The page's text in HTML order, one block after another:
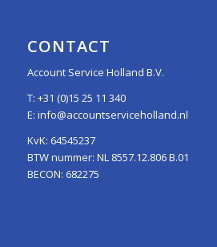
CONTACT
Account Service Holland B.V.
T: +31 (0)15 25 11 340
E: info@accountserviceholland.nl
KvK: 64545237
BTW nummer: NL 8557.12.806 B.01
BECON: 682275